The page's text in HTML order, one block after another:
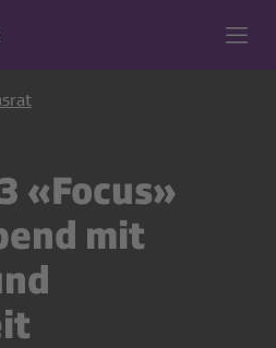
«Focus»
mit